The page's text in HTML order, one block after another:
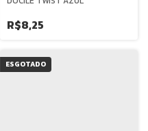
R$8,25
ESGOTADO